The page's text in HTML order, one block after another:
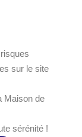
sur le site
Maison de
sérénité !